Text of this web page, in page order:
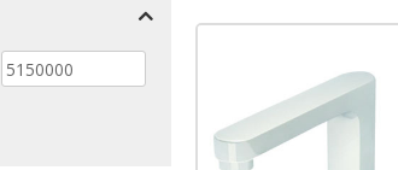
Giá
cao